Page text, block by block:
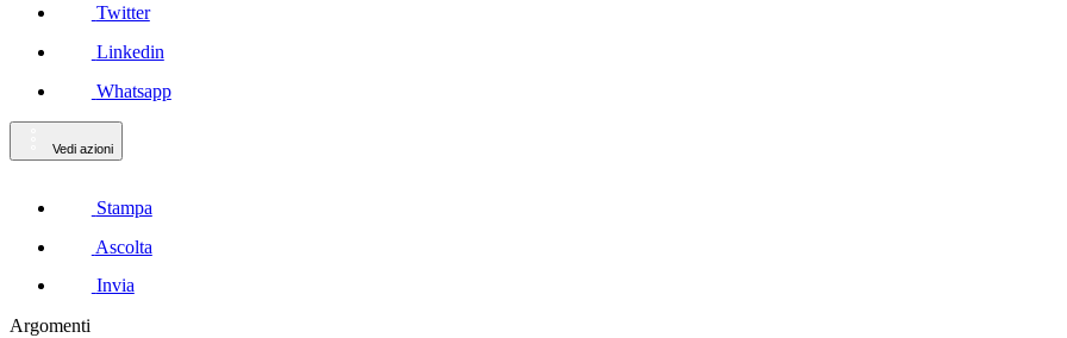
Twitter
Linkedin
Whatsapp
Vedi azioni
Stampa
Ascolta
Invia
Argomenti